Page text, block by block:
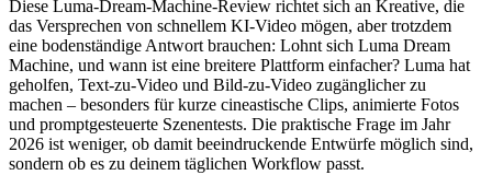
Diese Luma-Dream-Machine-Review richtet sich an Kreative, die
das Versprechen von schnellem KI-Video mögen, aber trotzdem
eine bodenständige Antwort brauchen: Lohnt sich Luma Dream
Machine, und wann ist eine breitere Plattform einfacher? Luma hat
geholfen, Text-zu-Video und Bild-zu-Video zugänglicher zu
machen – besonders für kurze cineastische Clips, animierte Fotos
und promptgesteuerte Szenentests. Die praktische Frage im Jahr
2026 ist weniger, ob damit beeindruckende Entwürfe möglich sind,
sondern ob es zu deinem täglichen Workflow passt.